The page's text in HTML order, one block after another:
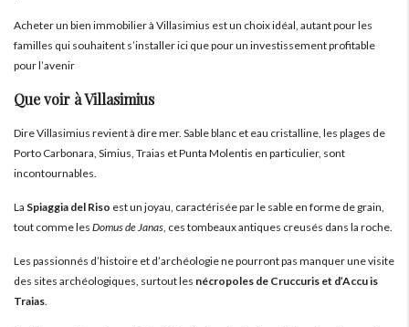
Acheter un bien immobilier à Villasimius est un choix idéal, autant pour les
familles qui souhaitent s’installer ici que pour un investissement profitable
pour l’avenir
Que voir à Villasimius
Dire Villasimius revient à dire mer. Sable blanc et eau cristalline, les plages de
Porto Carbonara, Simius, Traias et Punta Molentis en particulier, sont
incontournables.
La Spiaggia del Riso est un joyau, caractérisée par le sable en forme de grain,
tout comme les Domus de Janas, ces tombeaux antiques creusés dans la roche.
Les passionnés d’histoire et d’archéologie ne pourront pas manquer une visite
des sites archéologiques, surtout les nécropoles de Cruccuris et d’Accu is
Traias.